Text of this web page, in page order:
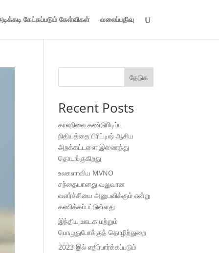
கேட்கப்படும் கேள்விகள் வலைப்பதிவு
தேடுக
Recent Posts
காலநிலை கண்டுபிடிப்பு
நிதியத்தை பிரிட்டிஷ் ஆசிய
அறக்கட்டளை இணைந்து
தொடங்குகிறது
உலகளாவிய MVNO
சந்தையானது வலுவான
வளர்ச்சியை அனுபவிக்கும் என்று
கணிக்கப்பட்டுள்ளது
இந்திய ஊடக மற்றும்
பொழுதுபோக்குத் தொழிற்துறை
2023 இல் எதிர்பார்க்கப்படும்